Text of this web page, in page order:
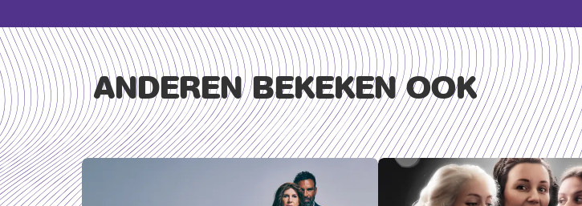
ANDEREN BEKEKEN OOK
Overslaan